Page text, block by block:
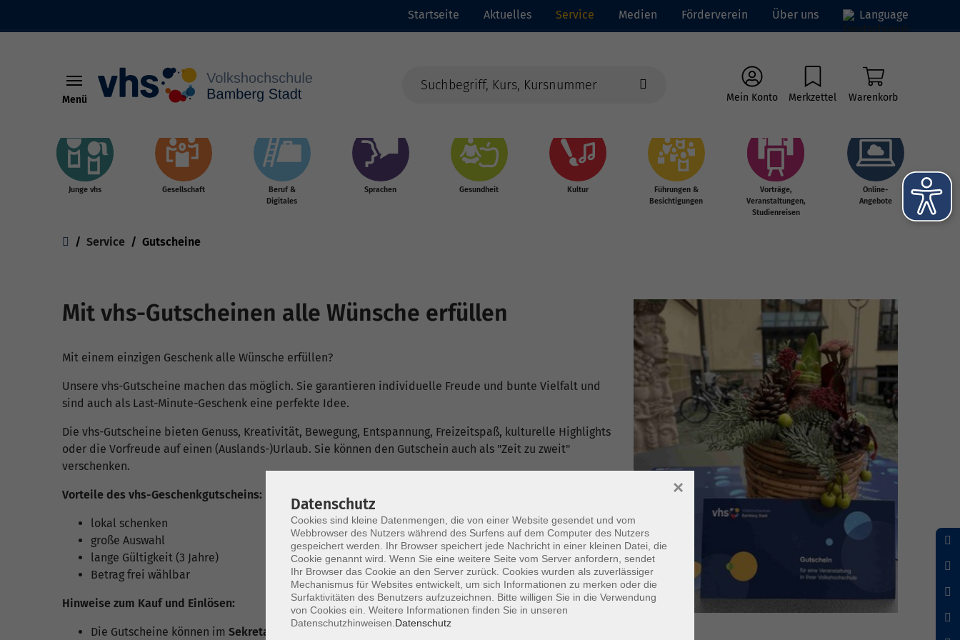
Startseite Aktuelles Service Medien Förderverein Über uns Language
Menü Mein Konto Merkzettel Warenkorb
Junge vhs Gesellschaft
Beruf &
Digitales
Sprachen Gesundheit Kultur
Führungen &
Besichtigungen
Vorträge,
Veranstaltungen,
Studienreisen
Online-
Angebote
Service Gutscheine
Mit vhs-Gutscheinen alle Wünsche erfüllen
Mit einem einzigen Geschenk alle Wünsche erfüllen?
Unsere vhs-Gutscheine machen das möglich. Sie garantieren individuelle Freude und bunte Vielfalt und
sind auch als Last-Minute-Geschenk eine perfekte Idee.
Die vhs-Gutscheine bieten Genuss, Kreativität, Bewegung, Entspannung, Freizeitspaß, kulturelle Highlights
oder die Vorfreude auf einen (Auslands-)Urlaub. Sie können den Gutschein auch als "Zeit zu zweit"
verschenken.
Vorteile des vhs-Geschenkgutscheins:
lokal schenken
große Auswahl
lange Gültigkeit (3 Jahre)
Betrag frei wählbar
Hinweise zum Kauf und Einlösen:
Die Gutscheine können im Sekretariat zu den Öffnungszeiten bar oder mit EC-Karte erworben
Datenschutz
Cookies sind kleine Datenmengen, die von einer Website gesendet und vom
Webbrowser des Nutzers während des Surfens auf dem Computer des Nutzers
gespeichert werden. Ihr Browser speichert jede Nachricht in einer kleinen Datei, die
Cookie genannt wird. Wenn Sie eine weitere Seite vom Server anfordern, sendet
Ihr Browser das Cookie an den Server zurück. Cookies wurden als zuverlässiger
Mechanismus für Websites entwickelt, um sich Informationen zu merken oder die
Surfaktivitäten des Benutzers aufzuzeichnen. Bitte willigen Sie in die Verwendung
von Cookies ein. Weitere Informationen finden Sie in unseren
Datenschutzhinweisen. Datenschutz
×